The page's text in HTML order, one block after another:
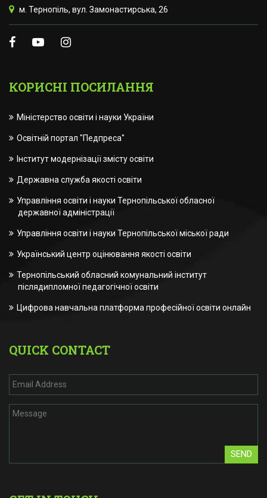
м. Тернопіль, вул. Замонастирська, 26
КОРИСНІ ПОСИЛАННЯ
Міністерство освіти і науки України
Освітній портал "Педпреса"
Інститут модернізації змісту освіти
Державна служба якості освіти
Управління освіти і науки Тернопільської обласної
державної адміністрації
Управління освіти і науки Тернопільської міської ради
Український центр оцінювання якості освіти
Тернопільський обласний комунальний інститут
післядипломної педагогічної освіти
Цифрова навчальна платформа професійної освіти онлайн
QUICK CONTACT
SEND